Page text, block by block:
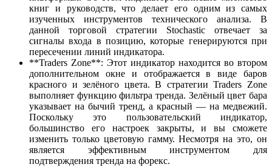
книг и руководств, что делает его одним из самых
изученных инструментов технического анализа. В
данной торговой стратегии Stochastic отвечает за
сигналы входа в позицию, которые генерируются при
пересечении линий индикатора.
**Traders Zone**: Этот индикатор находится во втором
дополнительном окне и отображается в виде баров
красного и зелёного цвета. В стратегии Traders Zone
выполняет функцию фильтра тренда. Зелёный цвет бара
указывает на бычий тренд, а красный — на медвежий.
Поскольку это пользовательский индикатор,
большинство его настроек закрыты, и вы сможете
изменить только цветовую гамму. Несмотря на это, он
является эффективным инструментом для
подтверждения тренда на форекс.